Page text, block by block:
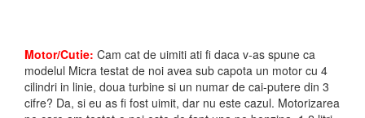
Motor/Cutie: Cam cat de uimiti ati fi daca v-as spune ca
modelul Micra testat de noi avea sub capota un motor cu 4
cilindri in linie, doua turbine si un numar de cai-putere din 3
cifre? Da, si eu as fi fost uimit, dar nu este cazul. Motorizarea